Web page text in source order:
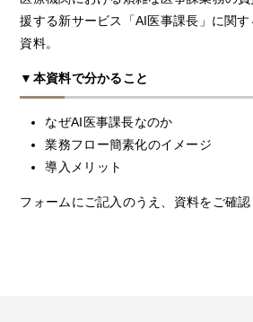
援する新サービス「AI医事課長」に関
資料。
▼本資料で分かること
なぜAI医事課長なのか
業務フロー簡素化のイメージ
導入メリット
フォームにご記入のうえ、資料をご確認